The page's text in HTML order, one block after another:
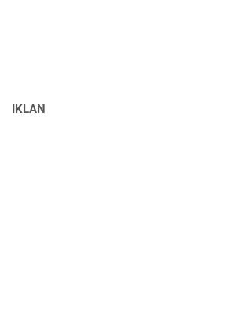
IKLAN